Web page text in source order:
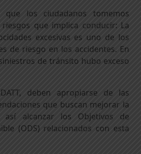
los ciudadanos tomemos
que implica conducir: La
excesivas es uno de los
de riesgo en los accidentes. En
de tránsito hubo exceso
deben apropiarse de las
que buscan mejorar la
así alcanzar los Objetivos de
(ODS) relacionados con esta